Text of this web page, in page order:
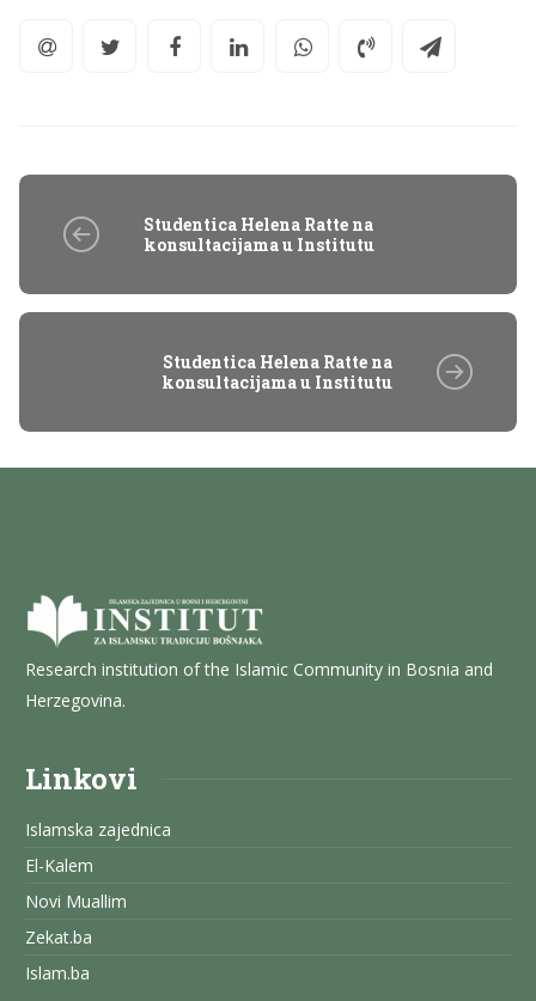
Studentica Helena Ratte na
konsultacijama u Institutu
Studentica Helena Ratte na
konsultacijama u Institutu
Research institution of the Islamic Community in Bosnia and
Herzegovina.
Linkovi
Islamska zajednica
El-Kalem
Novi Muallim
Zekat.ba
Islam.ba